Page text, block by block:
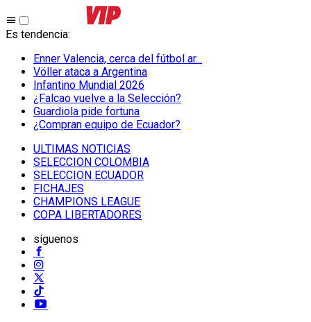
Es tendencia:
Enner Valencia, cerca del fútbol ar...
Völler ataca a Argentina
Infantino Mundial 2026
¿Falcao vuelve a la Selección?
Guardiola pide fortuna
¿Compran equipo de Ecuador?
ULTIMAS NOTICIAS
SELECCION COLOMBIA
SELECCION ECUADOR
FICHAJES
CHAMPIONS LEAGUE
COPA LIBERTADORES
síguenos